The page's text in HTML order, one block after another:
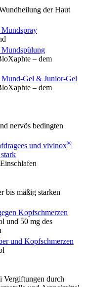
der Haut
– dem
Mund-Gel & Junior-Gel
– dem
nervös bedingten
und vivinox®
bis mäßig starken
Kopfschmerzen
und 50 mg des
und Kopfschmerzen
Vergiftungen durch